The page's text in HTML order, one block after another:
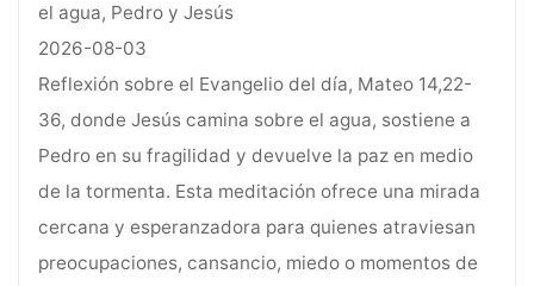
el agua, Pedro y Jesús
2026-08-03
Reflexión sobre el Evangelio del día, Mateo 14,22-
36, donde Jesús camina sobre el agua, sostiene a
Pedro en su fragilidad y devuelve la paz en medio
de la tormenta. Esta meditación ofrece una mirada
cercana y esperanzadora para quienes atraviesan
preocupaciones, cansancio, miedo o momentos de